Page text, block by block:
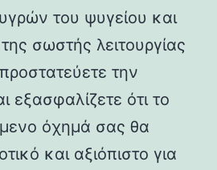
του ψυγείου και
σωστής λειτουργίας
την
εξασφαλίζετε ότι το
όχημά σας θα
και αξιόπιστο για